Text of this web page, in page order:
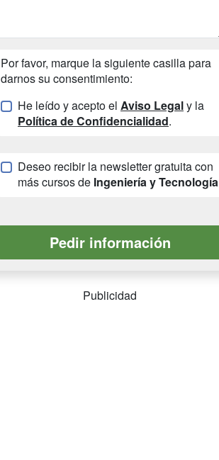
Por favor, marque la siguiente casilla para
darnos su consentimiento:
He leído y acepto el Aviso Legaly la
Política de Confidencialidad.
Deseo recibir la newsletter gratuita con
más cursos de Ingeniería y Tecnología
Publicidad